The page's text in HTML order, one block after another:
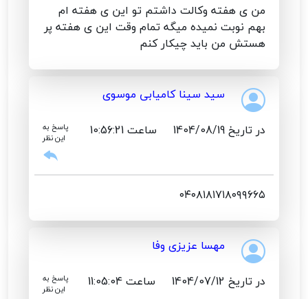
من ی هفته وکالت داشتم تو این ی هفته ام
بهم نوبت نمیده میگه تمام وقت این ی هفته پر
هستش من باید چیکار کنم
سید سینا کامیابی موسوی
در تاریخ 1404/08/19
ساعت 10:56:21
پاسخ به
این نظر
۰۴۰۸۱۸۱۷۱۸۰۹۹۶۶۵
مهسا عزیزی وفا
در تاریخ 1404/07/12
ساعت 11:05:04
پاسخ به
این نظر